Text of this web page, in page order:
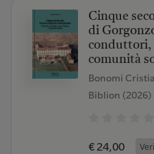
Cinque
di
conduttori,
comunità
Bonomi
Biblion (2026)
€ 24,00